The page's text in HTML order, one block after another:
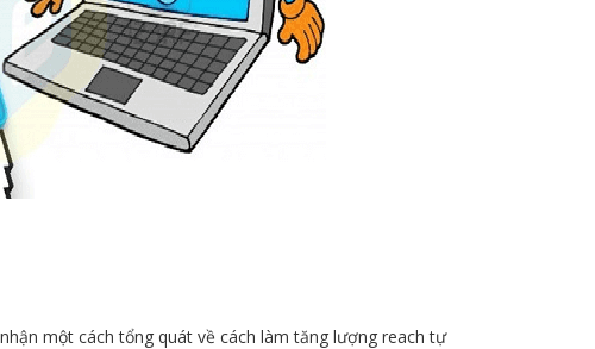
một cách tổng quát về cách làm tăng lượng reach tự